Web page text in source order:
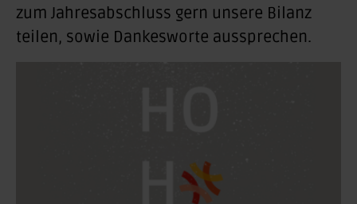
zum Jahresabschluss gern unsere Bilanz
teilen, sowie Dankesworte aussprechen.